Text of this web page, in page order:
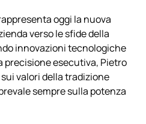
oggi la nuova
verso le sfide della
innovazioni tecnologiche
precisione esecutiva, Pietro
valori della tradizione
sempre sulla potenza